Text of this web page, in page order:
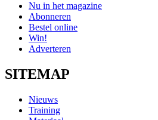
Nu in het magazine
Abonneren
Bestel online
Win!
Adverteren
SITEMAP
Nieuws
Training